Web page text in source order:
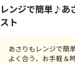
レンジで簡単♪あ
スト
あさりもレンジで簡
よく合う、お手軽＆